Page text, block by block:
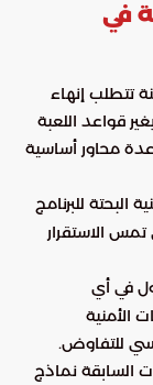
في
تتطلب إنهاء
قواعد اللعبة
محاور أساسية
البحتة للبرنامج
الاستقرار
في أي
الأمنية
للتفاوض.
السابقة نماذج